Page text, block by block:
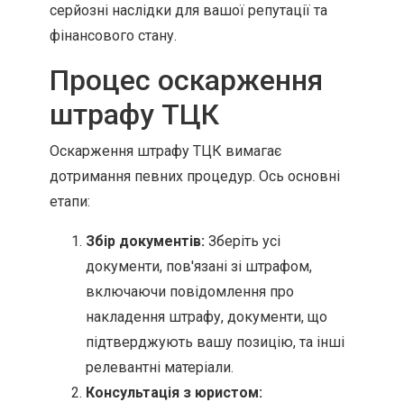
серйозні наслідки для вашої репутації та
фінансового стану.
Процес оскарження
штрафу ТЦК
Оскарження штрафу ТЦК вимагає
дотримання певних процедур. Ось основні
етапи:
Збір документів: Зберіть усі
документи, пов'язані зі штрафом,
включаючи повідомлення про
накладення штрафу, документи, що
підтверджують вашу позицію, та інші
релевантні матеріали.
Консультація з юристом: